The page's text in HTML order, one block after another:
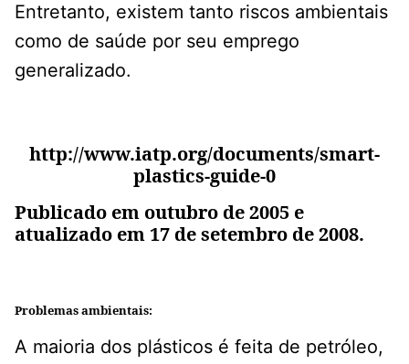
Entretanto, existem tanto riscos ambientais
como de saúde por seu emprego
generalizado.
http://www.iatp.org/documents/smart-
plastics-guide-0
Publicado em outubro de 2005 e
atualizado em 17 de setembro de 2008.
Problemas ambientais:
A maioria dos plásticos é feita de petróleo,